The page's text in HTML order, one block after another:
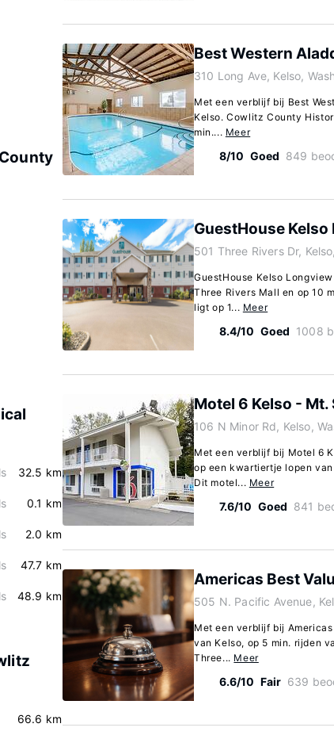
32.5 km
0.1 km
2.0 km
47.7 km
48.9 km
66.6 km
Best Western
310 Long Ave, Kelso,
Met een verblijf bij Best
Kelso. Cowlitz County
min.... Meer
8/10 Goed 849
GuestHouse
501 Three Rivers Dr,
GuestHouse Kelso
Three Rivers Mall en op 10
ligt op 1... Meer
8.4/10 Goed 1008
Motel 6 Kelso - Mt.
106 N Minor Rd, Kelso,
Met een verblijf bij Motel 6
op een kwartiertje lopen
Dit motel... Meer
7.6/10 Goed 841
Americas Best
505 N. Pacific Avenue,
Met een verblijf bij
van Kelso, op 5 min. rijden
Three... Meer
6.6/10 Fair 639